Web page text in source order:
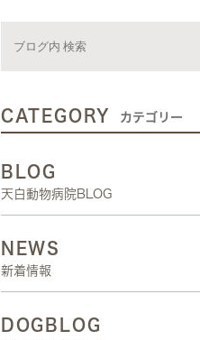
CATEGORY カテゴリー
BLOG
天白動物病院BLOG
NEWS
新着情報
DOGBLOG